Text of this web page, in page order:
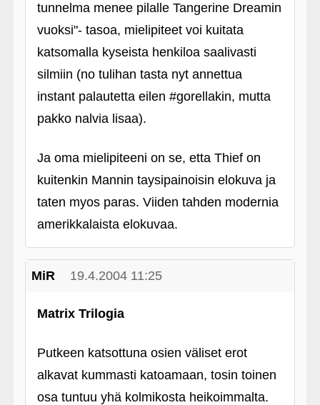
tunnelma menee pilalle Tangerine Dreamin
vuoksi"- tasoa, mielipiteet voi kuitata
katsomalla kyseista henkiloa saalivasti
silmiin (no tulihan tasta nyt annettua
instant palautetta eilen #gorellakin, mutta
pakko nalvia lisaa).
Ja oma mielipiteeni on se, etta Thief on
kuitenkin Mannin taysipainoisin elokuva ja
taten myos paras. Viiden tahden modernia
amerikkalaista elokuvaa.
MiR 19.4.2004 11:25
Matrix Trilogia
Putkeen katsottuna osien väliset erot
alkavat kummasti katoamaan, tosin toinen
osa tuntuu yhä kolmikosta heikoimmalta.